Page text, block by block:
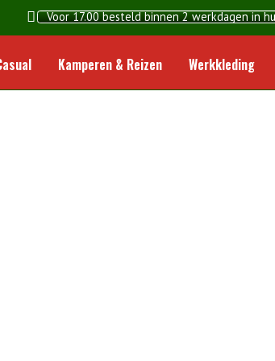
Voor 17.00 besteld binnen 2 werkdagen in
Home
Kamperen & Reizen Werkkleding